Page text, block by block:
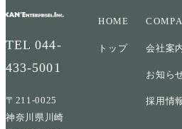
TEL044-
433-5001
〒211-0025
神奈川県川崎
HOME
トップ 会社案
お知ら
採用情